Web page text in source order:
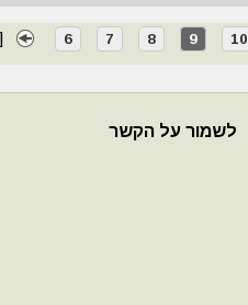
] 6 7 8 9 10
לשמור על הקשר